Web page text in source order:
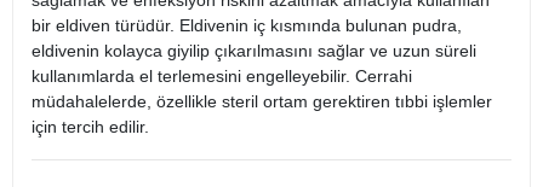
bir eldiven türüdür. Eldivenin iç kısmında bulunan pudra,
eldivenin kolayca giyilip çıkarılmasını sağlar ve uzun süreli
kullanımlarda el terlemesini engelleyebilir. Cerrahi
müdahalelerde, özellikle steril ortam gerektiren tıbbi işlemler
için tercih edilir.